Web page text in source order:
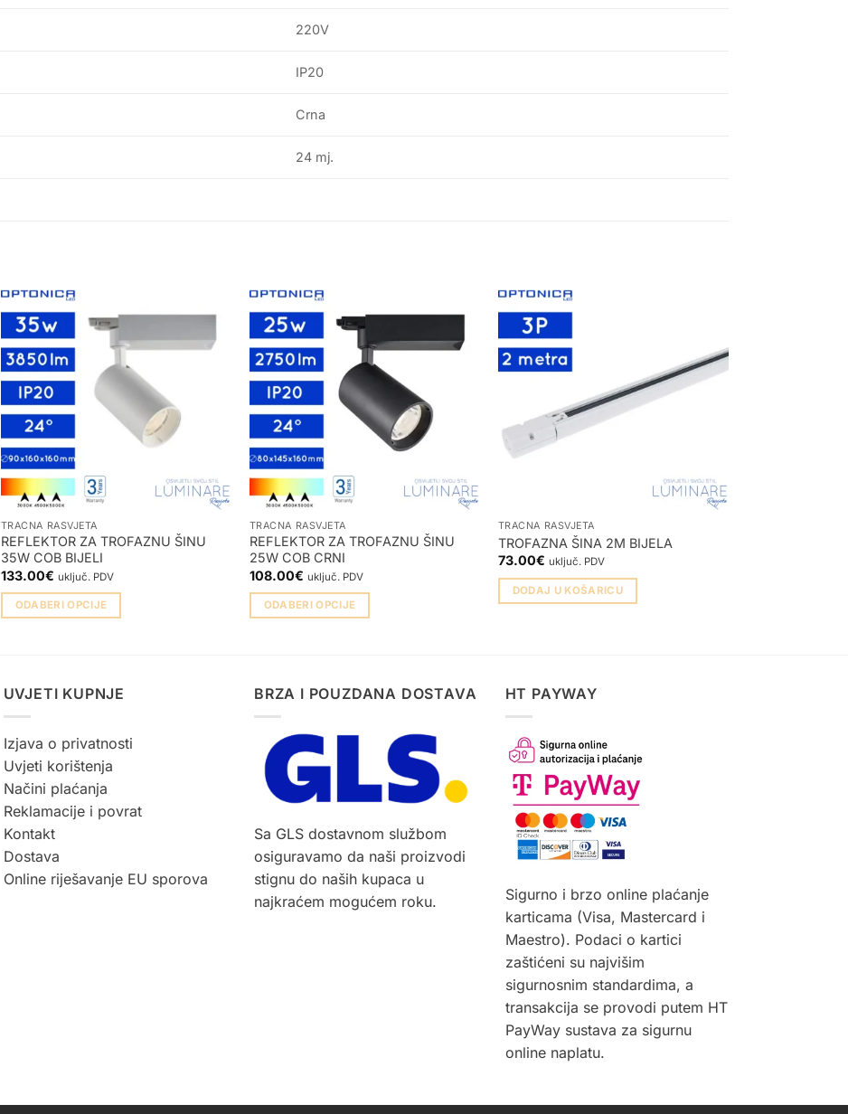
220V
IP20
Crna
24 mj.
TRAČNA RASVJETA
REFLEKTOR ZA TROFAZNU ŠINU
35W COB BIJELI
133.00€ uključ. PDV
ODABERI OPCIJE
više
se
mogu
odabrati
na
stranici
proizvoda
TRAČNA RASVJETA
REFLEKTOR ZA TROFAZNU ŠINU
25W COB CRNI
108.00€ uključ. PDV
ODABERI OPCIJE
više
mogu
odabrati
stranici
proizvoda
TRAČNA RASVJETA
TROFAZNA ŠINA 2M BIJELA
73.00€ uključ. PDV
DODAJ U KOŠARICU
UVJETI KUPNJE
Izjava o privatnosti
Uvjeti korištenja
Načini plaćanja
Reklamacije i povrat
Kontakt
Dostava
Online riješavanje EU sporova
BRZA I POUZDANA DOSTAVA
Sa GLS dostavnom službom
osiguravamo da naši proizvodi
stignu do naših kupaca u
najkraćem mogućem roku.
HT PAYWAY
Sigurno i brzo online plaćanje
karticama (Visa, Mastercard i
Maestro). Podaci o kartici
zaštićeni su najvišim
sigurnosnim standardima, a
transakcija se provodi putem HT
PayWay sustava za sigurnu
online naplatu.